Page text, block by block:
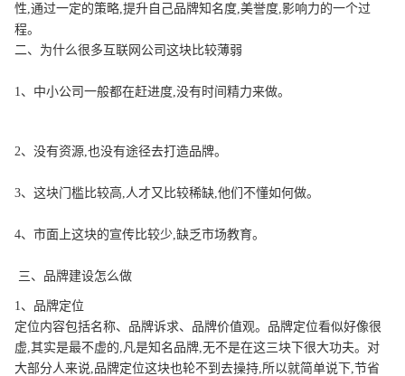
性,通过一定的策略,提升自己品牌知名度,美誉度,影响力的一个过
程。
二、为什么很多互联网公司这块比较薄弱
1、中小公司一般都在赶进度,没有时间精力来做。
2、没有资源,也没有途径去打造品牌。
3、这块门槛比较高,人才又比较稀缺,他们不懂如何做。
4、市面上这块的宣传比较少,缺乏市场教育。
三、品牌建设怎么做
1、品牌定位
定位内容包括名称、品牌诉求、品牌价值观。品牌定位看似好像很
虚,其实是最不虚的,凡是知名品牌,无不是在这三块下很大功夫。对
大部分人来说,品牌定位这块也轮不到去操持,所以就简单说下,节省